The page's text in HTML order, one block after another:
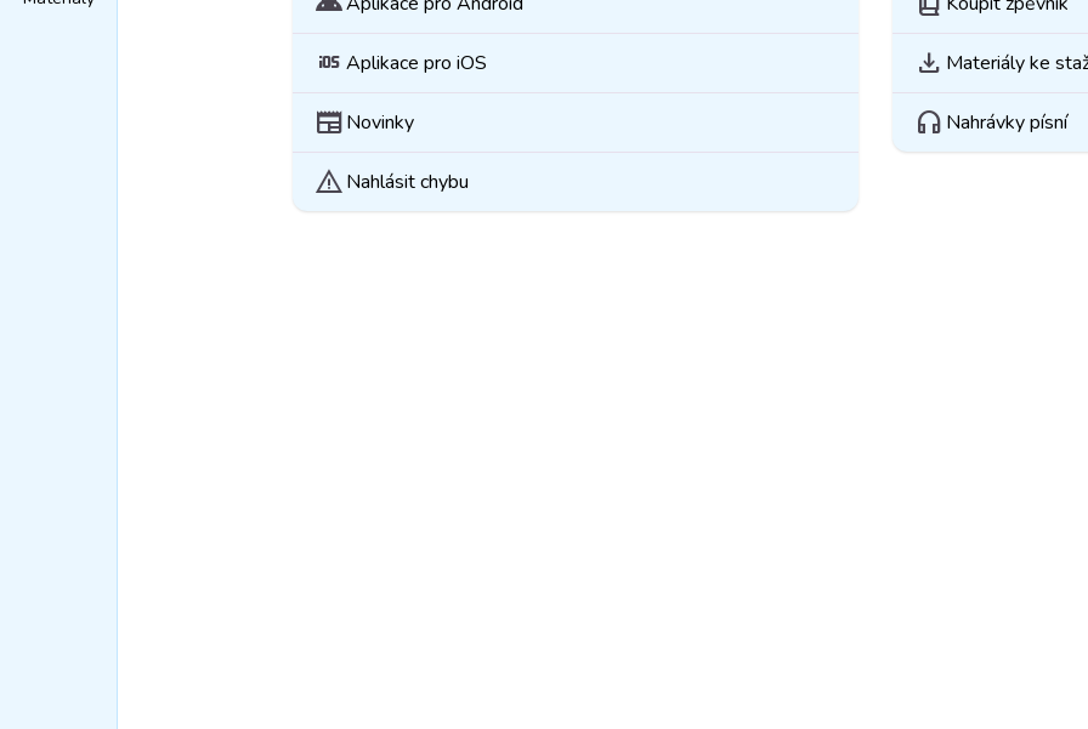
ios Aplikace pro iOS
newspaper Novinky
warningNahlásit chybu
download Materiály ke
headphones Nahrávky písní